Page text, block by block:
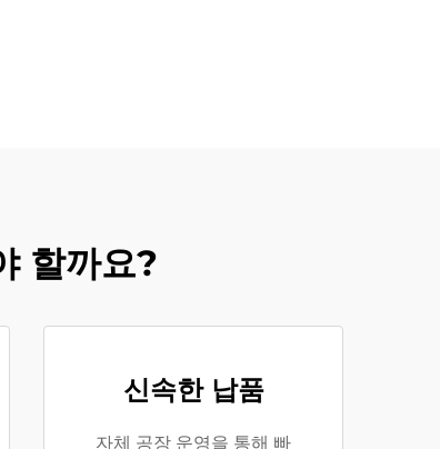
할까요?
신속한 납품
자체 공장 운영을 통해 빠